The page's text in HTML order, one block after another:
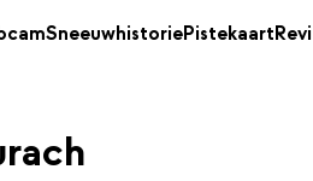
SneeuwhistoriePistekaart